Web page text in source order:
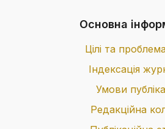
Основна
Цілі та
Індексація
Умови
Редакційна